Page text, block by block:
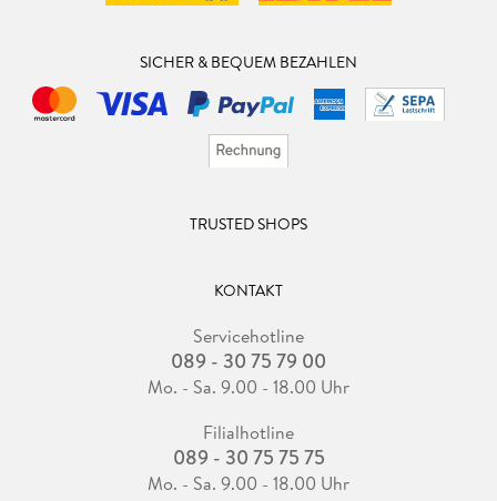
SICHER & BEQUEM BEZAHLEN
TRUSTED SHOPS
KONTAKT
Servicehotline
089 - 30 75 79 00
Mo. - Sa. 9.00 - 18.00 Uhr
Filialhotline
089 - 30 75 75 75
Mo. - Sa. 9.00 - 18.00 Uhr